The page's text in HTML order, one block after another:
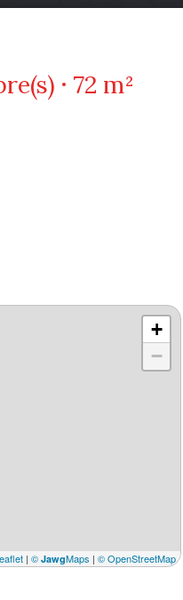
72 m²
+
−
| © JawgMaps | © OpenStreetMap